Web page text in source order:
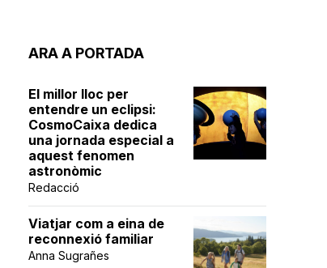
ARA A PORTADA
El millor lloc per
entendre un eclipsi:
CosmoCaixa dedica
una jornada especial a
aquest fenomen
astronòmic
Redacció
Viatjar com a eina de
reconnexió familiar
Anna Sugrañes